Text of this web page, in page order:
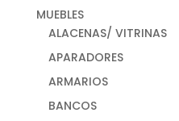
MUEBLES
ALACENAS/ VITRINAS
APARADORES
ARMARIOS
BANCOS